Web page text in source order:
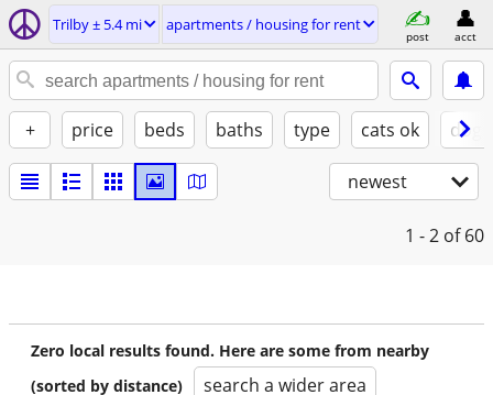
Trilby ± 5.4 mi apartments / housing for rent
post acct
+ price beds baths type cats ok
newest
1 - 2 of 60
Zero local results found. Here are some from nearby
(sorted by distance)
search a wider area